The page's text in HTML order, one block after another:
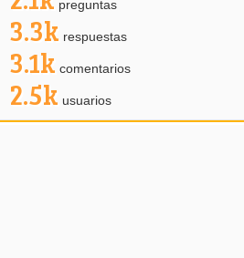
preguntas
3.3k respuestas
3.1k comentarios
2.5k usuarios